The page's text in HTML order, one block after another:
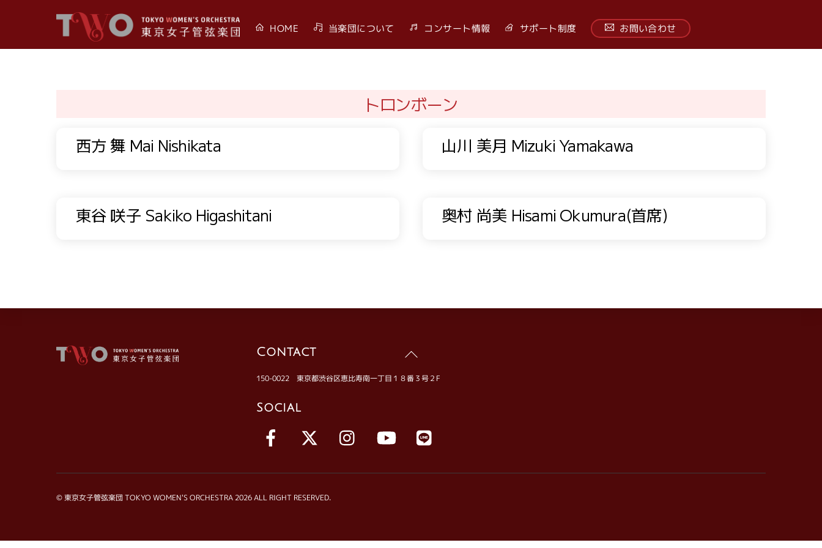
HOME 当楽団について コンサート情報 サポート制度 お問い合わせ
トロンボーン
西方 舞 Mai Nishikata
山川 美月 Mizuki Yamakawa
東谷 咲子 Sakiko Higashitani 奥村 尚美 Hisami Okumura(首席)
Back
Top
Contact
150-0022 東京都渋谷区恵比寿南一丁目１８番３号２F
Social
Facebook YouTube
©東京女子管弦楽団 TOKYO WOMEN'S ORCHESTRA 2026 ALL RIGHT RESERVED.